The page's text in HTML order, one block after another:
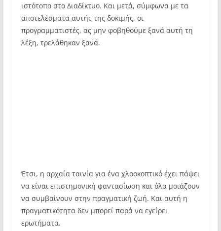
ιστότοπο στο Διαδίκτυο. Και μετά, σύμφωνα με τα
αποτελέσματα αυτής της δοκιμής, οι
προγραμματιστές, ας μην φοβηθούμε ξανά αυτή τη
λέξη, τρελάθηκαν ξανά.
Έτσι, η αρχαία ταινία για ένα χλοοκοπτικό έχει πάψει
να είναι επιστημονική φαντασίωση και όλα μοιάζουν
να συμβαίνουν στην πραγματική ζωή. Και αυτή η
πραγματικότητα δεν μπορεί παρά να εγείρει
ερωτήματα.